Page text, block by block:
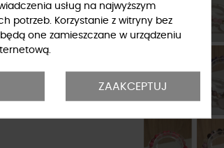
usług na najwyższym
potrzeb. Korzystanie z witryny bez
one zamieszczane w urządzeniu
ZAAKCEPTUJ